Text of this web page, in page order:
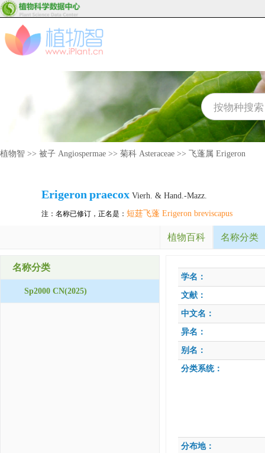
植物智 >> 被子 Angiospermae >> 菊科 Asteraceae >> 飞蓬属 Erigeron
Erigeron praecox Vierh. & Hand.-Mazz.
注：名称已修订，正名是： 短莛飞蓬 Erigeron breviscapus
植物百科 名称分类
名称分类
Sp2000 CN(2025)
学名：
文献：
中文名：
异名：
别名：
分类系统：
分布地：